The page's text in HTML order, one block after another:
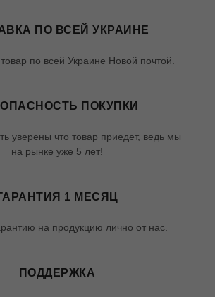
ПО ВСЕЙ УКРАИНЕ
по всей Украине Новой почтой.
ПОКУПКИ
уверены что товар приедет, ведь мы
на рынке уже 5 лет!
1 МЕСЯЦ
на продукцию лично от нас.
ПОДДЕРЖКА